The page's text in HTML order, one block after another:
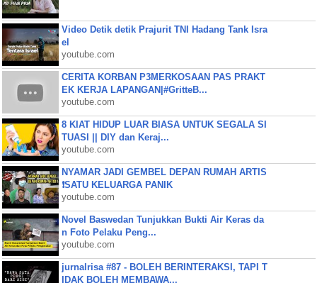
Video Detik detik Prajurit TNI Hadang Tank Isra
el
youtube.com
CERITA KORBAN P3MERKOSAAN PAS PRAKT
EK KERJA LAPANGAN|#GritteB...
youtube.com
8 KIAT HIDUP LUAR BIASA UNTUK SEGALA SI
TUASI || DIY dan Keraj...
youtube.com
NYAMAR JADI GEMBEL DEPAN RUMAH ARTIS
❗SATU KELUARGA PANIK
youtube.com
Novel Baswedan Tunjukkan Bukti Air Keras da
n Foto Pelaku Peng...
youtube.com
jurnalrisa #87 - BOLEH BERINTERAKSI, TAPI T
IDAK BOLEH MEMBAWA...